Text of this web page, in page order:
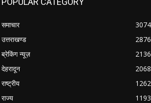
समाचार
उत्तराखण्ड
ब्रेकिंग न्यूज़
देहरादून
राष्ट्रीय
राज्य